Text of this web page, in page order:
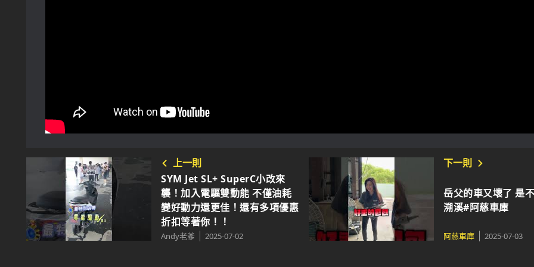
上一則
SYM Jet SL+ SuperC小改來
襲！加入電驅雙動能 不僅油耗
變好動力還更佳！還有多項優惠
折扣等著你！！
Andy老爹 2025-07-02
下一則
岳父的車又壞了 是
溯溪#阿慈車庫
阿慈車庫 2025-07-03